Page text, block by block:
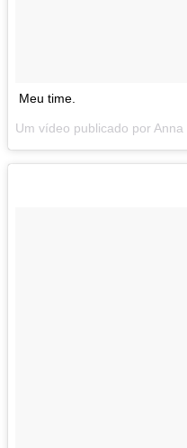
Meu time.
Um vídeo publicado por